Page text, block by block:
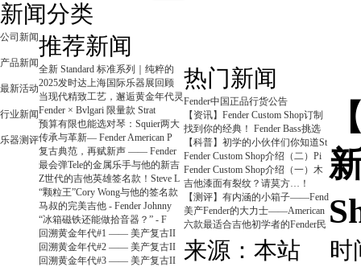
新闻分类
公司新闻
产品新闻
最新活动
行业新闻
乐器测评
推荐新闻
全新 Standard 标准系列｜纯粹的
2025发时达上海国际乐器展回顾
当现代精致工艺，邂逅黄金年代灵
Fender × Bvlgari 限量款 Strat
预算有限也能选对琴：Squier两大
传承与革新— Fender American P
复古典范，再赋新声 —— Fender
最会弹Tele的金属乐手与他的新吉
Z世代的吉他英雄签名款！Steve L
“颗粒王”Cory Wong与他的签名款
马叔的完美吉他 - Fender Johnny
“冰箱磁铁还能做拾音器？” - F
回溯黄金年代#1 —— 美产复古II
回溯黄金年代#2 —— 美产复古II
回溯黄金年代#3 —— 美产复古II
热门新闻
Fender中国正品行货公告
【资讯】Fender Custom Shop订制
找到你的经典！ Fender Bass挑选
【科普】初学的小伙伴们你知道St
Fender Custom Shop介绍（二）Pi
Fender Custom Shop介绍（一）木
吉他漆面有裂纹？请莫方…！
【测评】有内涵的小箱子——Fend
美产Fender的大力士——American
六款最适合吉他初学者的Fender民
来源：本站 时